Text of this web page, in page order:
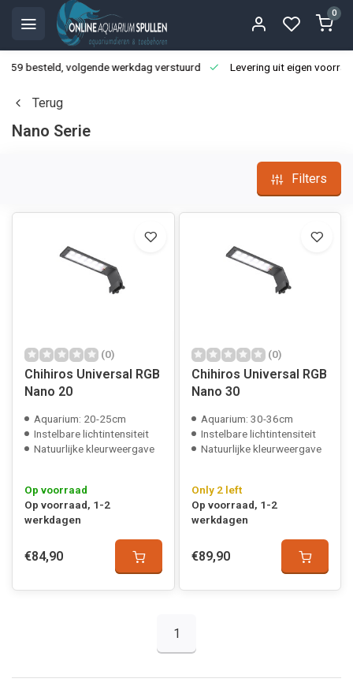
0
besteld, volgende werkdag verstuurd Levering uit eigen
Terug
Nano Serie
Filters
(0)
Chihiros Universal RGB
Nano 20
Aquarium: 20-25cm
Instelbare lichtintensiteit
Natuurlijke kleurweergave
Op voorraad
Op voorraad, 1-2
werkdagen
€84,90
(0)
Chihiros Universal RGB
Nano 30
Aquarium: 30-36cm
Instelbare lichtintensiteit
Natuurlijke kleurweergave
Only 2 left
Op voorraad, 1-2
werkdagen
€89,90
1